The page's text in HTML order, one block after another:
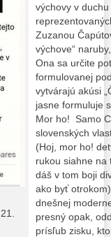
výchovy v
Zuzanou
výchove“
Ona sa určite
formulovanej
vytvárajú akúsi
jasne formuluje
Mor ho! Samo
slovenských
(Hoj, mor ho!
rukou siahne na
dáš v tom boji
ako byť
dnešnej
presný opak,
prísľub zisku,